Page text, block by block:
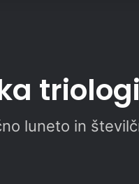
luneto in